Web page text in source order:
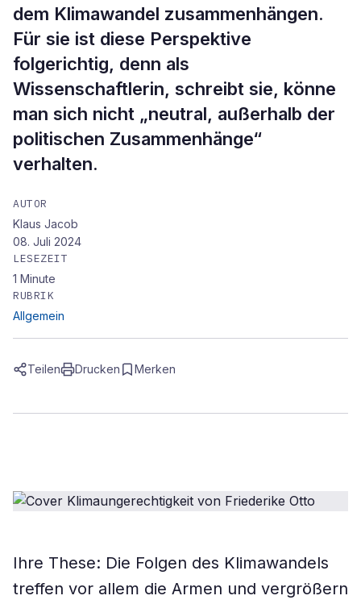
dem Klimawandel zusammenhängen.
Für sie ist diese Perspektive
folgerichtig, denn als
Wissenschaftlerin, schreibt sie, könne
man sich nicht „neutral, außerhalb der
politischen Zusammenhänge“
verhalten.
AUTOR
Klaus Jacob
08. Juli 2024
LESEZEIT
1 Minute
RUBRIK
Allgemein
Teilen Drucken Merken
Ihre These: Die Folgen des Klimawandels
treffen vor allem die Armen und vergrößern